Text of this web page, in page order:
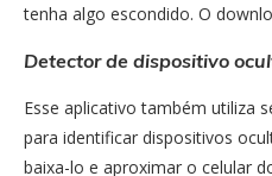
tenha algo escondido. O
Detector de dispositivo
Esse aplicativo também utiliza
para identificar dispositivos
baixa-lo e aproximar o celular